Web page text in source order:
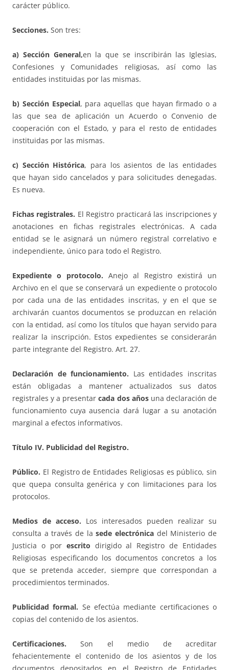
carácter público.
Secciones. Son tres:
a) Sección General,en la que se inscribirán las Iglesias,
Confesiones y Comunidades religiosas, así como las
entidades instituidas por las mismas.
b) Sección Especial, para aquellas que hayan firmado o a
las que sea de aplicación un Acuerdo o Convenio de
cooperación con el Estado, y para el resto de entidades
instituidas por las mismas.
c) Sección Histórica, para los asientos de las entidades
que hayan sido cancelados y para solicitudes denegadas.
Es nueva.
Fichas registrales. El Registro practicará las inscripciones y
anotaciones en fichas registrales electrónicas. A cada
entidad se le asignará un número registral correlativo e
independiente, único para todo el Registro.
Expediente o protocolo. Anejo al Registro existirá un
Archivo en el que se conservará un expediente o protocolo
por cada una de las entidades inscritas, y en el que se
archivarán cuantos documentos se produzcan en relación
con la entidad, así como los títulos que hayan servido para
realizar la inscripción. Estos expedientes se considerarán
parte integrante del Registro. Art. 27.
Declaración de funcionamiento. Las entidades inscritas
están obligadas a mantener actualizados sus datos
registrales y a presentarcada dos añosuna declaración de
funcionamiento cuya ausencia dará lugar a su anotación
marginal a efectos informativos.
Título IV. Publicidad del Registro.
Público. El Registro de Entidades Religiosas es público, sin
que quepa consulta genérica y con limitaciones para los
protocolos.
Medios de acceso. Los interesados pueden realizar su
consulta a través de lasede electrónica del Ministerio de
Justicia o porescrito dirigido al Registro de Entidades
Religiosas especificando los documentos concretos a los
que se pretenda acceder, siempre que correspondan a
procedimientos terminados.
Publicidad formal. Se efectúa mediante certificaciones o
copias del contenido de los asientos.
Certificaciones.Son el medio de acreditar
fehacientemente el contenido de los asientos y de los